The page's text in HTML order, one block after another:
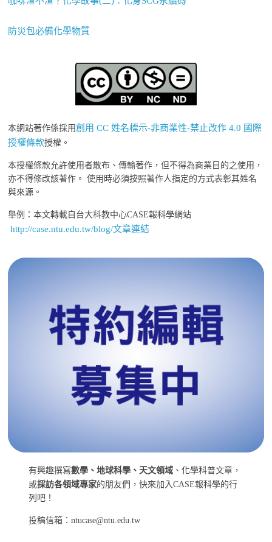
防災包必備化學物質
本網站著作係採用創用 CC 姓名標示-非商業性-禁止改作 4.0 國際
授權條款授權。
本授權條款允許使用者散布、傳輸著作，但不得為商業目的之使用，
亦不得修改該著作。 使用時必須按照著作人指定的方式表彰其姓名
與來源。
舉例：本文轉載自台大科教中心CASE報科學網站
http://case.ntu.edu.tw/blog/文章連結
有興趣撰寫數學、地球科學、天文領域 、化學科普文章，
或採訪各領域專家的朋友們，快來加入CASE報科學的行
列吧！
投稿信箱：ntucase@ntu.edu.tw